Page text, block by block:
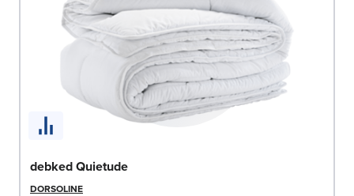
debked Quietude
DORSOLINE